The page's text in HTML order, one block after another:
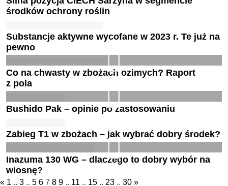
środków ochrony roślin
Substancje aktywne wycofane w 2023 r. Te już na
pewno
Co na chwasty w zbożach ozimych? Raport
z pola
Bushido Pak – opinie po zastosowaniu
Zabieg T1 w zbożach – jak wybrać dobry środek?
Inazuma 130 WG – dlaczego to dobry wybór na
wiosnę?
« 1 .. 3 .. 5 6 7 8 9 .. 11 .. 15 .. 23 .. 30 »